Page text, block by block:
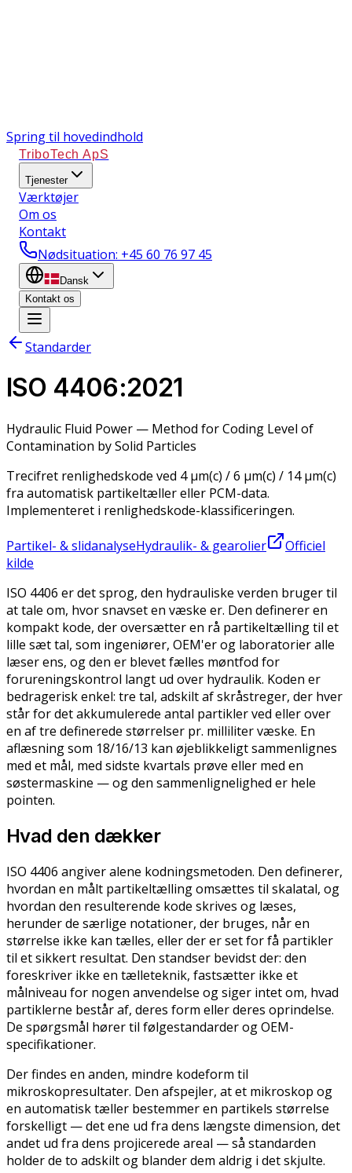
Spring til hovedindhold
TriboTech ApS
Tjenester
Værktøjer
Om os
Kontakt
Nødsituation: +45 60 76 97 45
Dansk
Kontakt os
Standarder
ISO 4406:2021
Hydraulic Fluid Power — Method for Coding Level of
Contamination by Solid Particles
Trecifret renlighedskode ved 4 µm(c) / 6 µm(c) / 14 µm(c)
fra automatisk partikeltæller eller PCM-data.
Implementeret i renlighedskode-klassificeringen.
Partikel- & slidanalyseHydraulik- & gearolier
Officiel
kilde
ISO 4406 er det sprog, den hydrauliske verden bruger til
at tale om, hvor snavset en væske er. Den definerer en
kompakt kode, der oversætter en rå partikeltælling til et
lille sæt tal, som ingeniører, OEM'er og laboratorier alle
læser ens, og den er blevet fælles møntfod for
forureningskontrol langt ud over hydraulik. Koden er
bedragerisk enkel: tre tal, adskilt af skråstreger, der hver
står for det akkumulerede antal partikler ved eller over
en af tre definerede størrelser pr. milliliter væske. En
aflæsning som 18/16/13 kan øjeblikkeligt sammenlignes
med et mål, med sidste kvartals prøve eller med en
søstermaskine — og den sammenlignelighed er hele
pointen.
Hvad den dækker
ISO 4406 angiver alene kodningsmetoden. Den definerer,
hvordan en målt partikeltælling omsættes til skalatal, og
hvordan den resulterende kode skrives og læses,
herunder de særlige notationer, der bruges, når en
størrelse ikke kan tælles, eller der er set for få partikler
til et sikkert resultat. Den standser bevidst der: den
foreskriver ikke en tælleteknik, fastsætter ikke et
målniveau for nogen anvendelse og siger intet om, hvad
partiklerne består af, deres form eller deres oprindelse.
De spørgsmål hører til følgestandarder og OEM-
specifikationer.
Der findes en anden, mindre kodeform til
mikroskopresultater. Den afspejler, at et mikroskop og
en automatisk tæller bestemmer en partikels størrelse
forskelligt — det ene ud fra dens længste dimension, det
andet ud fra dens projicerede areal — så standarden
holder de to adskilt og blander dem aldrig i det skjulte.